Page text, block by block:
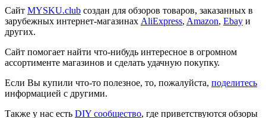
Сайт MYSKU.club cоздан для обзоров товаров, заказанных в
зарубежных интернет-магазинах AliExpress, Amazon, Ebay и
других.
Сайт помогает найти что-нибудь интересное в огромном
ассортименте магазинов и сделать удачную покупку.
Если Вы купили что-то полезное, то, пожалуйста, поделитесь
информацией с другими.
Также у нас есть DIY сообщество, где приветствуются обзоры